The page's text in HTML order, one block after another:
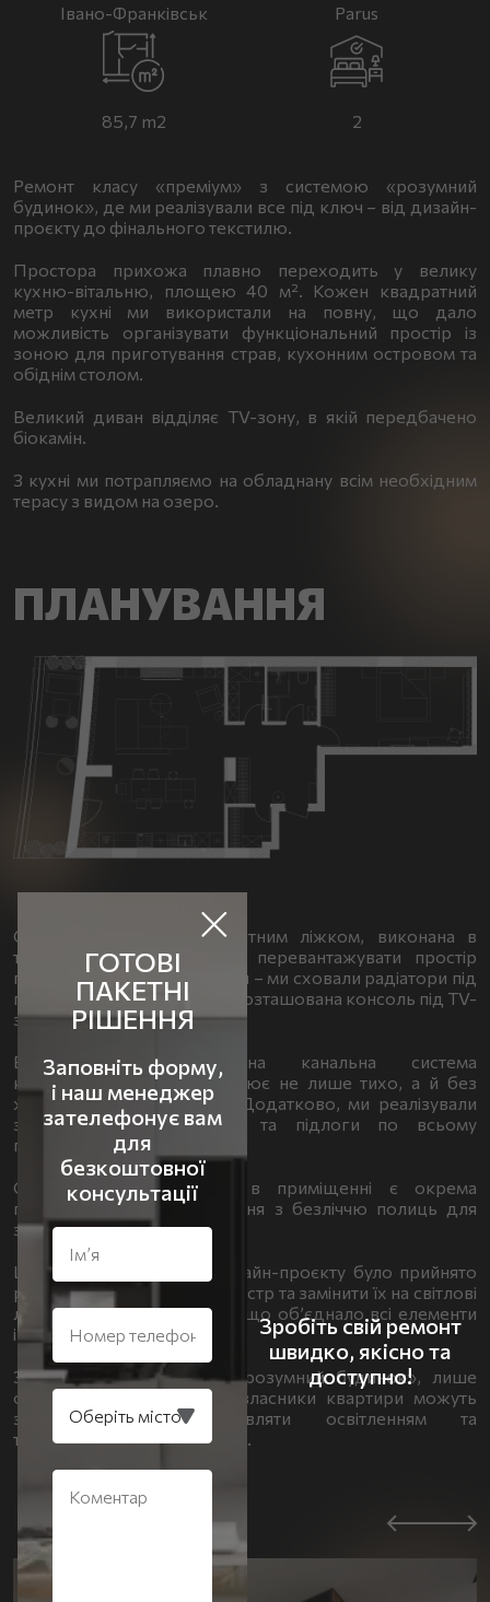
Івано-Франківськ Parus
85,7 m2 2
Ремонт класу «преміум» з системою «розумний
будинок», де ми реалізували все під ключ – від дизайн-
проєкту до фінального текстилю.
Простора прихожа плавно переходить у велику
кухню-вітальню, площею 40 м². Кожен квадратний
метр кухні ми використали на повну, що дало
можливість організувати функціональний простір із
зоною для приготування страв, кухонним островом та
обіднім столом.
Великий диван відділяє TV-зону, в якій передбачено
біокамін.
З кухні ми потрапляємо на обладнану всім необхідним
терасу з видом на озеро.
ПЛАНУВАННЯ
Спальня з великим акцентним ліжком, виконана в
теплих відтінках, щоб не перевантажувати простір
перед панорамними вікнами – ми сховали радіатори під
підлогою, навпроти ліжка розташована консоль під TV-
зоною та туалетний столик.
В квартирі реалізована канальна система
кондиціонування, що працює не лише тихо, а й без
жодних блоків на стінах. Додатково, ми реалізували
звукоізоляцію стін, стелі та підлоги по всьому
периметру житла.
Окрім основних кімнат, в приміщенні є окрема
гардеробна кімната, пральня з безліччю полиць для
зберігання та санвузол.
Ще на етапі розробки дизайн-проєкту було прийнято
рішення відмовитись від люстр та замінити їх на світлові
лінії по всьому периметру, що об’єднало всі елементи
інтер’єру в один концепт.
За допомогою системи «розумний будинок», лише
одним натиском кнопки, власники квартири можуть
закрити штори, управляти освітленням та
температурою в приміщенні.
ГОТОВІ
ПАКЕТНІ
РІШЕННЯ
Заповніть форму,
і наш менеджер
зателефонує вам
для
безкоштовної
консультації
Зробіть свій ремонт
швидко, якісно та
доступно!